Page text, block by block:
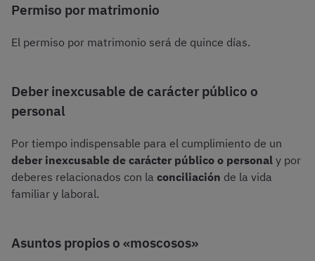
Permiso por matrimonio
El permiso por matrimonio será de quince días.
Deber inexcusable de carácter público o
personal
Por tiempo indispensable para el cumplimiento de un
deber inexcusable de carácter público o personal y por
deberes relacionados con la conciliación de la vida
familiar y laboral.
Asuntos propios o «moscosos»